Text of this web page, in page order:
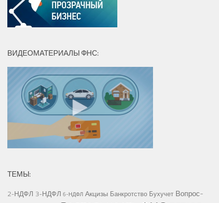
ВИДЕОМАТЕРИАЛЫ ФНС:
ТЕМЫ:
2-НДФЛ 3-НДФЛ 6-НДФЛ Акцизы Банкротство Бухучет Вопрос-